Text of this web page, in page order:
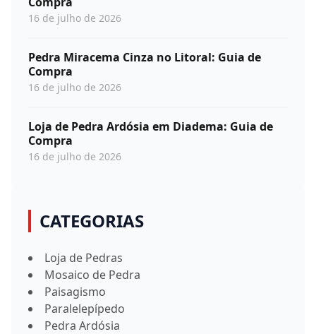
16 de julho de 2026
Pedra Miracema Cinza no Litoral: Guia de
Compra
16 de julho de 2026
Loja de Pedra Ardósia em Diadema: Guia de
Compra
16 de julho de 2026
CATEGORIAS
Loja de Pedras
Mosaico de Pedra
Paisagismo
Paralelepípedo
Pedra Ardósia